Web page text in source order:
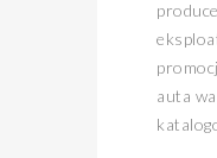
auta